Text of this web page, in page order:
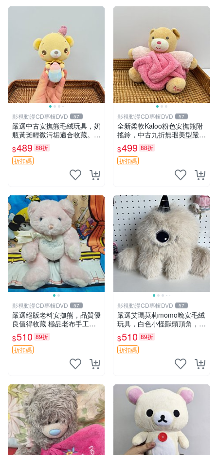
影視動漫CD專輯DVD 57
嚴選中古安撫熊毛絨玩具，奶
瓶黃斑輕微污垢適合收藏。默
認兩日發貨，全國快遞隨機派
送。 成色如圖可放心購買，
輕微瑕疵和臟污不影響使用。
安撫熊 中古玩偶 毛
$489 88折
折扣碼
影視動漫CD專輯DVD 57
全新柔軟Kaloo粉色安撫熊附
搖鈴，中古九折無瑕美型嚴選
收藏 粉色 安撫 玩具
$499 88折
折扣碼
影視動漫CD專輯DVD 57
嚴選絕版老料安撫熊，品質優
良值得收藏 極品老布手工安
撫搖鈴玩具，適合哄睡寶貝
超柔老料搖鈴熊，專為孩子設
計的安心伴護 推薦絕版老布
製工藝搖鈴熊，可當作童
$510 89折
折扣碼
影視動漫CD專輯DVD 57
嚴選艾瑪莫莉momo晚安毛絨
玩具，白色小怪獸頭頂角，大
眼超萌，軟糯帶香，尺寸30c
m，細節精準，同城異地皆可
寄送 晚安玩具 毛絨手辦 小怪
$510 89折
折扣碼